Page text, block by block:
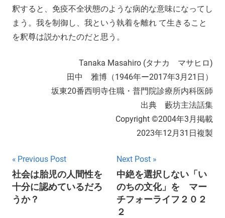
釈すると、免疫不全状態のような病的な意味になってし
まう。我を制御し、我という執着を離れ て生きること
を釈尊は説かれたのだと思う。
Tanaka Masahiro (タナカ マサヒロ)
田中 雅博（1946年ー2017年3月21日）
坂東20番西明寺住職・普門院診療所内科医師
出典 藪坊主法話集
Copyright ©2004年3月掲載
2023年12月31日複製
Post
navigation
Previous Post
社会は胎児の人間性を
十分に認めているだろ
うか？
Next Post
中絶を選択しない「い
のちの文化」を マー
チフォーライフ２０２
２